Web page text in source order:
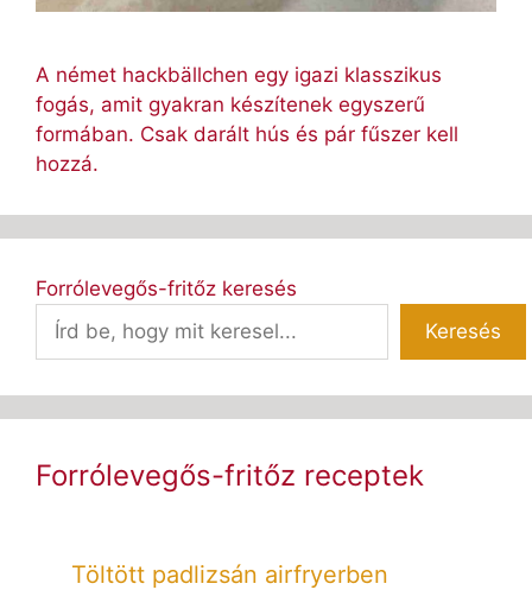
A német hackbällchen egy igazi klasszikus
fogás, amit gyakran készítenek egyszerű
formában. Csak darált hús és pár fűszer kell
hozzá.
Forrólevegős-fritőz keresés
Keresés
Forrólevegős-fritőz receptek
Töltött padlizsán airfryerben